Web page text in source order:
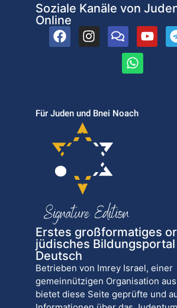
Soziale Kanäle von
Online
Für Juden und Bnei Noach
Erstes großformatiges
jüdisches
Deutsch
Betrieben von Imrey Israel, einer
gemeinnützigen Organisation
bietet diese Seite geprüfte und